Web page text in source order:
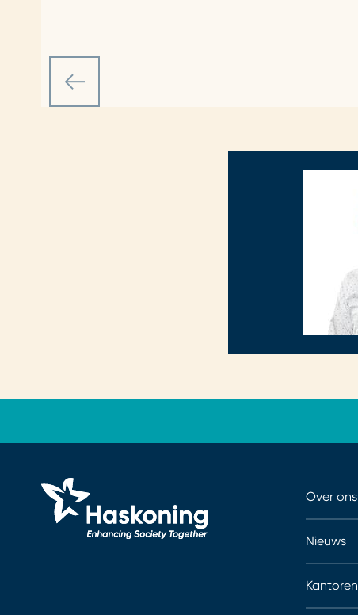
Over ons
Nieuws
Kantoren